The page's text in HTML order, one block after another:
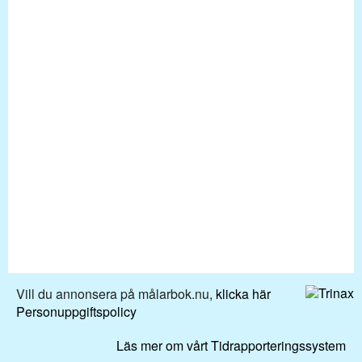
Vill du annonsera på målarbok.nu, klicka här
Personuppgiftspolicy
Läs mer om vårt Tidrapporteringssystem